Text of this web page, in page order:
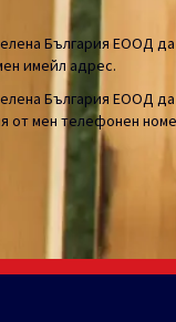
България ЕООД
имейл адрес.
България ЕООД
от мен телефонен